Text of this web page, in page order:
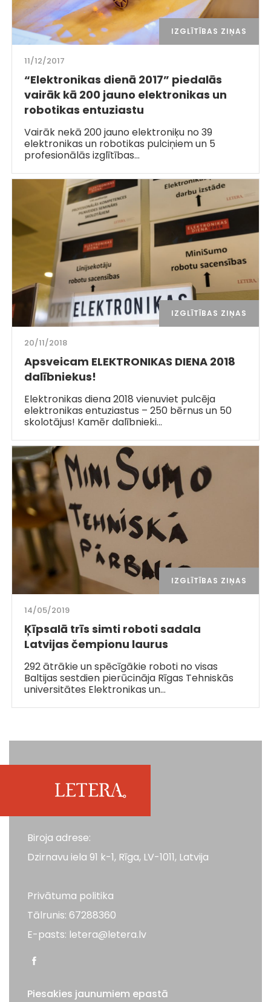
IZGLĪTĪBAS ZIŅAS
11/12/2017
“Elektronikas dienā 2017” piedalās
vairāk kā 200 jauno elektronikas un
robotikas entuziastu
Vairāk nekā 200 jauno elektroniķu no 39
elektronikas un robotikas pulciņiem un 5
profesionālās izglītības…
IZGLĪTĪBAS ZIŅAS
20/11/2018
Apsveicam ELEKTRONIKAS DIENA 2018
dalībniekus!
Elektronikas diena 2018 vienuviet pulcēja
elektronikas entuziastus – 250 bērnus un 50
skolotājus! Kamēr dalībnieki…
IZGLĪTĪBAS ZIŅAS
14/05/2019
Ķīpsalā trīs simti roboti sadala
Latvijas čempionu laurus
292 ātrākie un spēcīgākie roboti no visas
Baltijas sestdien pierūcināja Rīgas Tehniskās
universitātes Elektronikas un…
Biroja adrese:
Dzirnavu iela 91 k-1, Rīga, LV-1011, Latvija
Privātuma politika
Tālrunis: 67288360
E-pasts: letera@letera.lv
Piesakies jaunumiem epastā